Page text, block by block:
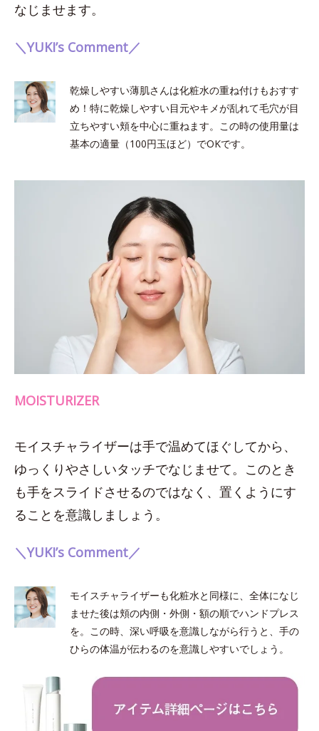
なじませます。
＼YUKI’s Comment／
乾燥しやすい薄肌さんは化粧水の重ね付けもおすす
め！特に乾燥しやすい目元やキメが乱れて毛穴が目
立ちやすい頬を中心に重ねます。この時の使用量は
基本の適量（100円玉ほど）でOKです。
MOISTURIZER
モイスチャライザーは手で温めてほぐしてから、
ゆっくりやさしいタッチでなじませて。このとき
も手をスライドさせるのではなく、置くようにす
ることを意識しましょう。
＼YUKI’s Comment／
モイスチャライザーも化粧水と同様に、全体になじ
ませた後は頬の内側・外側・額の順でハンドプレス
を。この時、深い呼吸を意識しながら行うと、手の
ひらの体温が伝わるのを意識しやすいでしょう。